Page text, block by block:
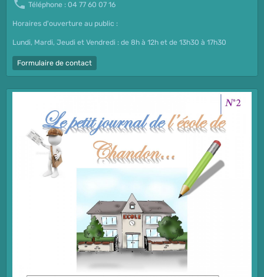
Téléphone : 04 77 60 07 16
Horaires d'ouverture au public :
Lundi, Mardi, Jeudi et Vendredi : de 8h à 12h et de 13h30 à 17h30
Formulaire de contact